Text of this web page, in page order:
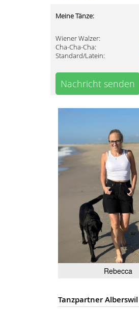
Meine Tänze:
Wiener Walzer:
Cha-Cha-Cha:
Standard/Latein:
Nachricht senden
Rebecca
Tanzpartner Alberswil